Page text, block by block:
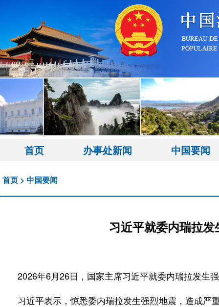
首页 办事处新闻 中国要闻
首页 > 中国要闻
习近平就委内瑞拉
2026年6月26日，国家主席习近平就委内瑞拉发生
习近平表示，惊悉委内瑞拉发生强烈地震，造成严